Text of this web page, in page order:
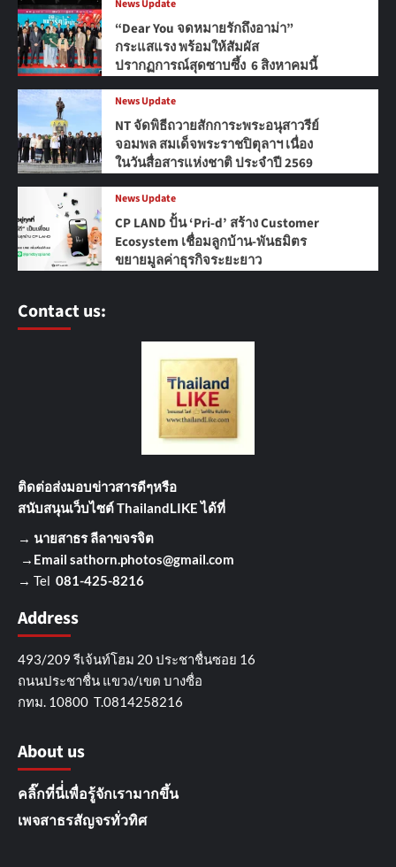
News Update
“Dear You จดหมายรักถึงอาม่า”
กระแสแรง พร้อมให้สัมผัส
ปรากฏการณ์สุดซาบซึ้ง 6 สิงหาคมนี้
News Update
NT จัดพิธีถวายสักการะพระอนุสาวรีย์
จอมพล สมเด็จพระราชปิตุลาฯ เนื่อง
ในวันสื่อสารแห่งชาติ ประจำปี 2569
News Update
CP LAND ปั้น ‘Pri-d’ สร้าง Customer
Ecosystem เชื่อมลูกบ้าน-พันธมิตร
ขยายมูลค่าธุรกิจระยะยาว
Contact us:
ติดต่อส่งมอบข่าวสารดีๆหรือ
สนับสนุนเว็บไซต์ ThailandLIKE ได้ที่
→ นายสาธร ลีลาขจรจิต
→Email sathorn.photos@gmail.com
→ Tel 081-425-8216
Address
493/209 รีเจ้นท์โฮม 20 ประชาชื่นซอย 16
ถนนประชาชื่น แขวง/เขต บางซื่อ
กทม. 10800 T.0814258216
About us
คลิ๊กที่นี่่เพื่อรู้จักเรามากขึ้น
เพจสาธรสัญจรทั่วทิศ